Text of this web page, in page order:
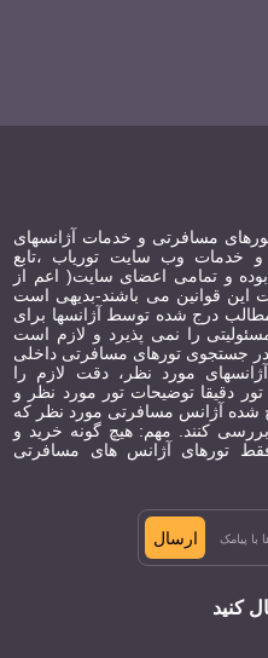
مسافرتی و خدمات آژانسهای
و خدمات وب سایت توریاب ،تابع
و تمامی اعضای سایت( اعم از
این قوانین می باشند-بدیهی است
درج شده توسط آژانسها برای
را نمی پذیرد و لازم است
در جستجوی تورهای مسافرتی داخلی
مورد نظر، دقت لازم را
دقیقا توضیحات تور مورد نظر و
شده آژانس مسافرتی مورد نظر که
کنند. مهم: هیچ گونه خرید و
تورهای آژانس های مسافرتی
ارسال
کنید